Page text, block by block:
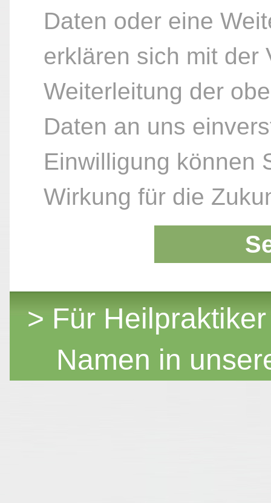
Daten oder eine
erklären sich mit der
Weiterleitung der
Daten an uns
Einwilligung können
Wirkung für die
> Für
Namen in